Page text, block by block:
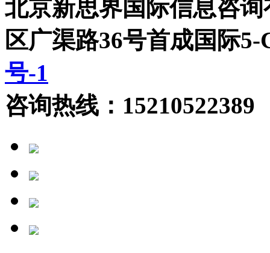
北京新思界国际信息咨
区广渠路36号首成国际
号-1
咨询热线：